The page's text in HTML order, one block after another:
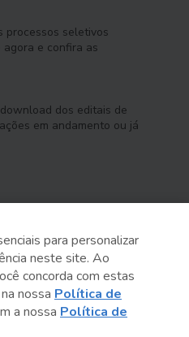
processos seletivos
e confira as
dos editais de
em andamento ou já
de São Paulo
para personalizar
neste site. Ao
concorda com estas
nossa Política de
a nossa Política de